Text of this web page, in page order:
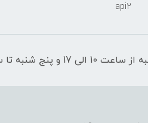
api2
شنبه تا ساعت 13